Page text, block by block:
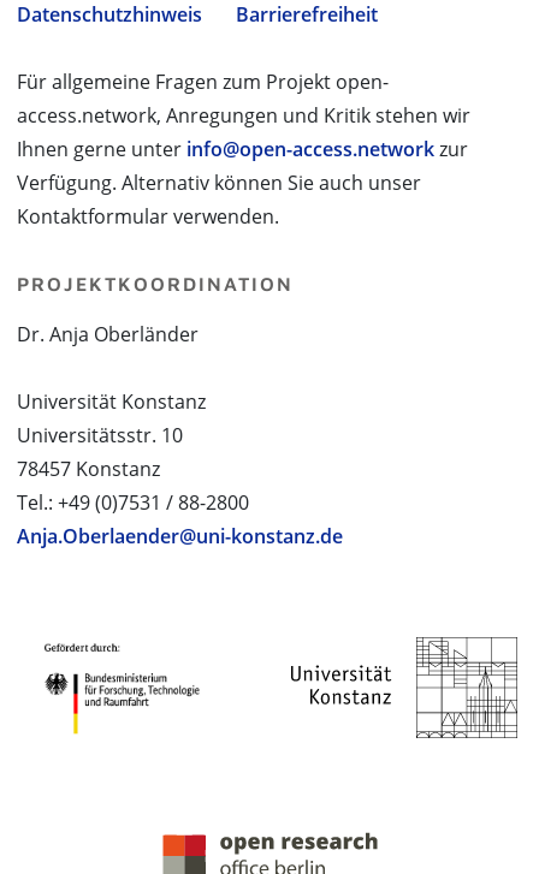
Datenschutzhinweis
Barrierefreiheit
Für allgemeine Fragen zum Projekt open-
access.network, Anregungen und Kritik stehen wir
Ihnen gerne unter info@open-access.networkzur
Verfügung. Alternativ können Sie auch unser
Kontaktformular verwenden.
PROJEKTKOORDINATION
Dr. Anja Oberländer
Universität Konstanz
Universitätsstr. 10
78457 Konstanz
Tel.: +49 (0)7531 / 88-2800
Anja.Oberlaender@uni-konstanz.de